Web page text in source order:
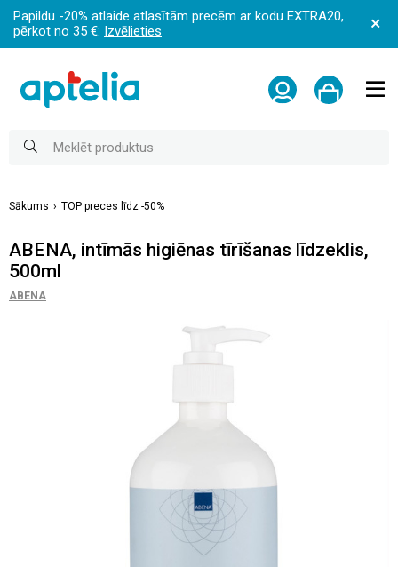
Papildu -20% atlaide atlasītām precēm ar kodu EXTRA20,
pērkot no 35 €: Izvēlieties
Sākums TOP preces līdz -50%
ABENA, intīmās higiēnas tīrīšanas līdzeklis,
500ml
ABENA